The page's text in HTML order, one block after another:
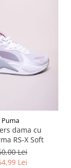
Puma
dama cu
RS-X Soft
Lei
Lei